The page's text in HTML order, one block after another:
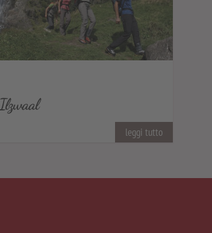
leggi tutto
Ilzwaal